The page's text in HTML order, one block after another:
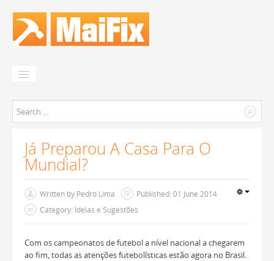
Pedir Orçamento
Orçamentos
Empresas
Como Funciona?
Já Preparou A Casa Para O
Mundial?
Written by Pedro Lima
Published: 01 June 2014
Category: Ideias e Sugestões
Com os campeonatos de futebol a nível nacional a chegarem
ao fim, todas as atenções futebolísticas estão agora no Brasil.